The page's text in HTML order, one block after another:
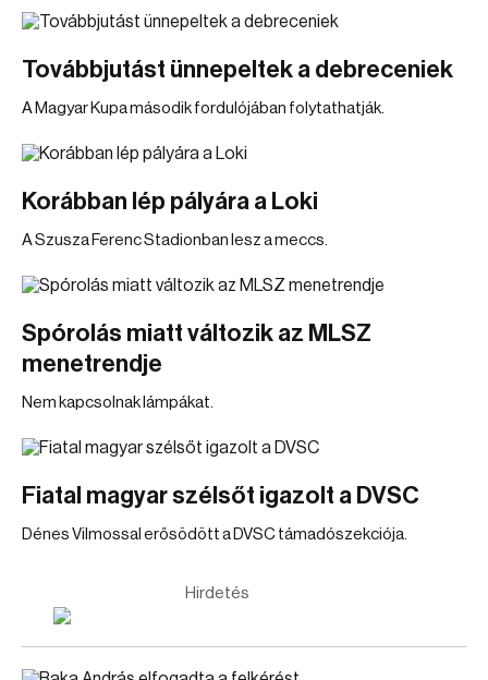
Továbbjutást ünnepeltek a debreceniek
A Magyar Kupa második fordulójában folytathatják.
Korábban lép pályára a Loki
A Szusza Ferenc Stadionban lesz a meccs.
Spórolás miatt változik az MLSZ
menetrendje
Nem kapcsolnak lámpákat.
Fiatal magyar szélsőt igazolt a DVSC
Dénes Vilmossal erősödött a DVSC támadószekciója.
Hirdetés